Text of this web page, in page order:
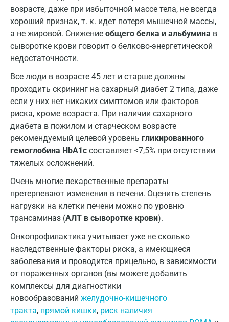
возрасте, даже при избыточной массе тела, не всегда
хороший признак, т. к. идет потеря мышечной массы,
а не жировой. Снижение общего белка и альбумина в
сыворотке крови говорит о белково-энергетической
недостаточности.
Все люди в возрасте 45 лет и старше должны
проходить скрининг на сахарный диабет 2 типа, даже
если у них нет никаких симптомов или факторов
риска, кроме возраста. При наличии сахарного
диабета в пожилом и старческом возрасте
рекомендуемый целевой уровень гликированного
гемоглобина HbA1c составляет <7,5% при отсутствии
тяжелых осложнений.
Очень многие лекарственные препараты
претерпевают изменения в печени. Оценить степень
нагрузки на клетки печени можно по уровню
трансаминаз (АЛТ в сыворотке крови).
Онкопрофилактика учитывает уже не сколько
наследственные факторы риска, а имеющиеся
заболевания и проводится прицельно, в зависимости
от пораженных органов (вы можете добавить
комплексы для диагностики
новообразований желудочно-кишечного
тракта, прямой кишки, риск наличия
Набережные Челны
Наро-Фоминск
Нижневартовск
Нижнекамск
Новокузнецк
Новороссийск
Новосибирск
Ногинск
Одинцово
Омск
Орел
Оренбург
Орехово-Зуево
Павловский посад
Пенза